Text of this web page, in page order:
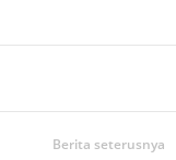
Berita seterusnya